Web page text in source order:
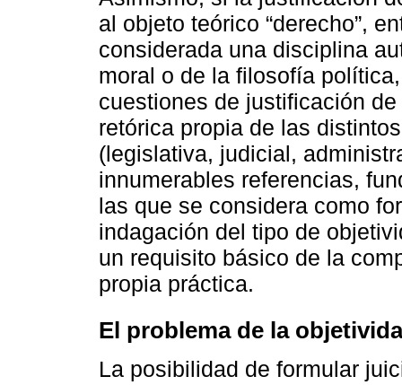
al objeto teórico “derecho”,
considerada una disciplina
moral o de la filosofía
cuestiones de justificación
retórica propia de las
(legislativa, judicial,
innumerables referencias,
las que se considera como
indagación del tipo de
un requisito básico de la
propia práctica.
El problema de la
La posibilidad de formular